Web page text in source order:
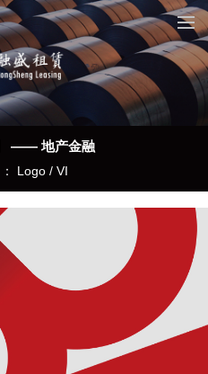
—— 地产金融
Logo / VI